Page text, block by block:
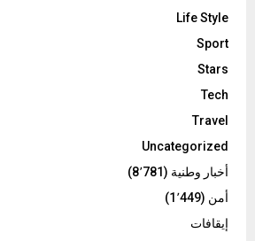
Life Style
Sport
Stars
Tech
Travel
Uncategorized
أخبار وطنية (8٬781)
أمن (1٬449)
إيقافات